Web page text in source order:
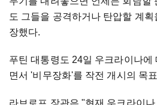
도 그들을 공격하거나 탄압할 계
장했다.
푸틴 대통령도 24일 우크라이나에
면서 '비무장화'를 작전 개시의 목